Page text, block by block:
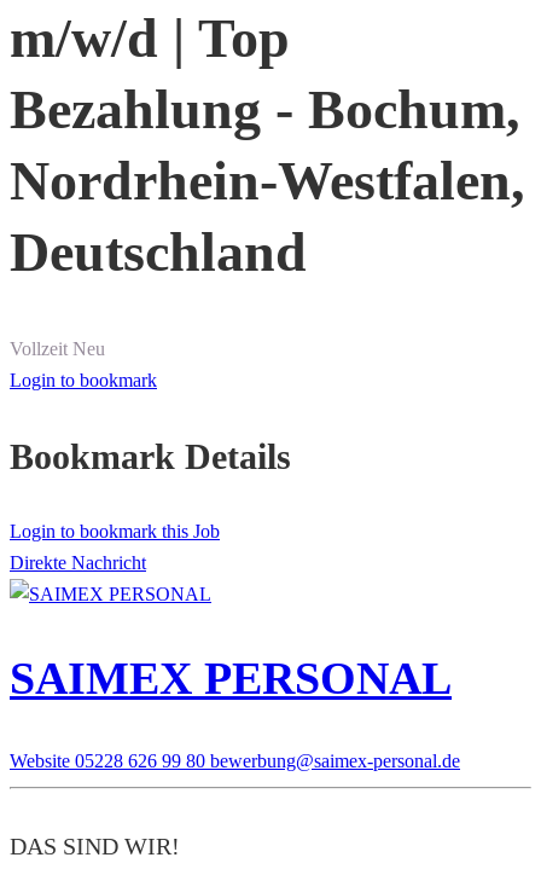
m/w/d | Top
Bezahlung - Bochum,
Nordrhein-Westfalen,
Deutschland
Vollzeit Neu
Login to bookmark
Bookmark Details
Login to bookmark this Job
Direkte Nachricht
SAIMEX PERSONAL
Website 05228 626 99 80 bewerbung@saimex-personal.de
DAS SIND WIR!